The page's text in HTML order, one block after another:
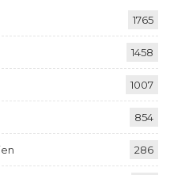
1765
1458
1007
854
286